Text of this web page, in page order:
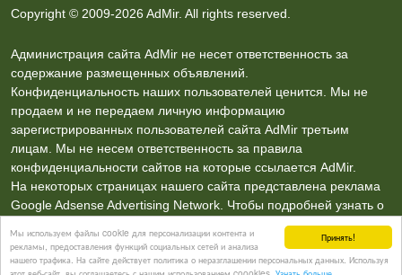
Принять!
Мы используем файлы cookie для персонализации контента и
рекламы, предоставления функций социальных сетей и анализа
нашего трафика. На сайте действует политика о неразглашении персональных данных. Используя
Copyright © 2009-2026 AdMir. All rights reserved.
Администрация сайта AdMir не несет ответственность за
содержание размещенных объявлений.
Конфиденциальность наших пользователей ценится. Мы не
продаем и не передаем личную информацию
зарегистрированных пользователей сайта AdMir третьим
лицам. Мы не несем ответственность за правила
конфиденциальности сайтов на которые ссылается AdMir.
На некоторых страницах нашего сайта представлена реклама
Google Adsense Advertising Network. Чтобы подробней узнать о
нажмите тут.